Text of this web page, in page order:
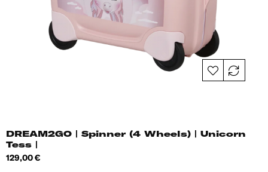
DREAM2GO | Spinner (4 Wheels) | Unicorn
Tess |
Hind
129,00 €